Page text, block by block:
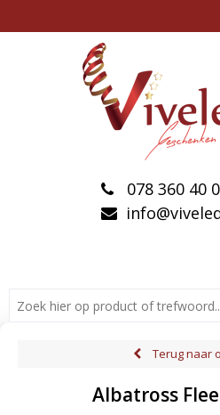
078 360 40
Terug naar
Albatross